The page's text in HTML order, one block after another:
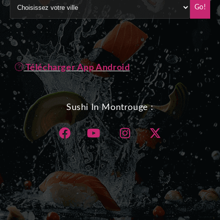
Go!
Télécharger App Android
Sushi In Montrouge :